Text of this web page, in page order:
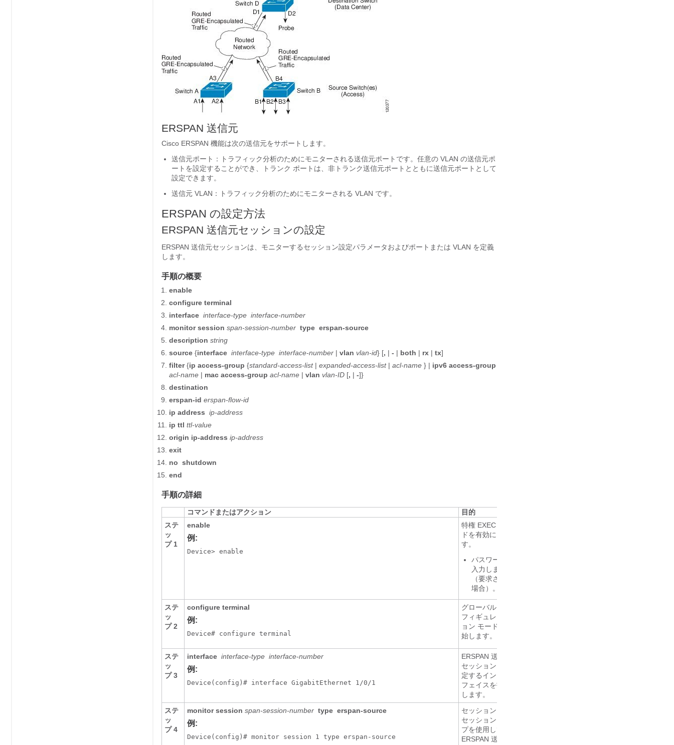
ERSPAN 送信元
Cisco ERSPAN 機能は次の送信元をサポートします。
送信元ポート：トラフィック分析のためにモニターされる送信元ポートです。任意の VLAN の送信元ポ
ートを設定することができ、トランク ポートは、非トランク送信元ポートとともに送信元ポートとして
設定できます。
送信元 VLAN：トラフィック分析のためにモニターされる VLAN です。
ERSPAN の設定方法
ERSPAN 送信元セッションの設定
ERSPAN 送信元セッションは、モニターするセッション設定パラメータおよびポートまたは VLAN を定義
します。
手順の概要
enable
configure terminal
interface interface-type interface-number
monitor session span-session-number type erspan-source
description string
source {interface interface-type interface-number | vlan vlan-id} [, | - | both | rx | tx]
filter{ip access-group {standard-access-list| expanded-access-list| acl-name } | ipv6 access-group
acl-name | mac access-group acl-name | vlan vlan-ID [, | -]}
destination
erspan-id erspan-flow-id
ip address ip-address
ip ttl ttl-value
origin ip-address ip-address
exit
no shutdown
end
手順の詳細
コマンドまたはアクション
目的
ステ
ッ
プ 1
enable
例:
Device> enable
特権 EXEC モー
ドを有効にしま
す。
パスワードを
入力します
（要求された
場合）。
ステ
ッ
プ 2
configure terminal
例:
Device# configure terminal
グローバル コン
フィギュレーシ
ョン モードを開
始します。
ステ
ッ
プ 3
interface interface-type interface-number
例:
Device(config)# interface GigabitEthernet 1/0/1
ERSPAN 送信元
セッションを設
定するインター
フェイスを指定
します。
ステ
ッ
プ 4
monitor session span-session-number type erspan-source
例:
Device(config)# monitor session 1 type erspan-source
セッション ID と
セッション タイ
プを使用して
ERSPAN 送信元